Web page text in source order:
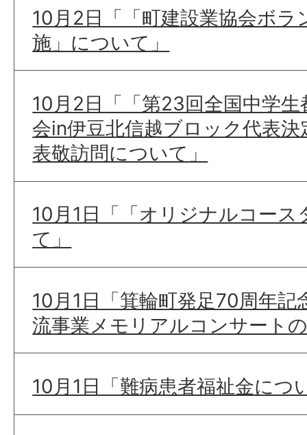
10月2日「「町建設業協会ボラ
施」について」
10月2日「「第23回全国中学
会in伊豆北信越ブロック代表
表敬訪問について」
10月1日「「オリジナルコー
て」
10月1日「箕輪町発足70周年記
流事業メモリアルコンサート
10月1日「難病患者福祉金につ